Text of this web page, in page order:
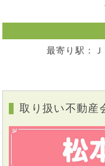
最寄り駅：
取り扱い不動産